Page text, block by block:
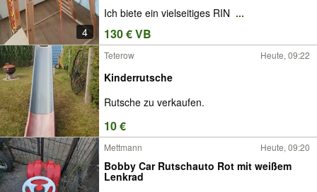
4
Ich biete ein vielseitiges RIN ...
130 € VB
Teterow Heute, 09:22
Kinderrutsche
Rutsche zu verkaufen.
10 €
Mettmann Heute, 09:20
Bobby Car Rutschauto Rot mit weißem
Lenkrad